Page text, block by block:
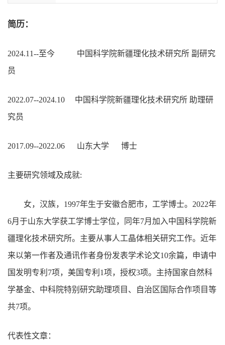
简历：
2024.11--至今 中国科学院新疆理化技术研究所 副研究
员
2022.07--2024.10 中国科学院新疆理化技术研究所 助理研
究员
2017.09--2022.06 山东大学 博士
主要研究领域及成就:
女，汉族，1997年生于安徽合肥市，工学博士。2022年
6月于山东大学获工学博士学位，同年7月加入中国科学院新
疆理化技术研究所。主要从事人工晶体相关研究工作。近年
来以第一作者及通讯作者身份发表学术论文10余篇，申请中
国发明专利7项，美国专利1项，授权3项。主持国家自然科
学基金、中科院特别研究助理项目、自治区国际合作项目等
共7项。
代表性文章：